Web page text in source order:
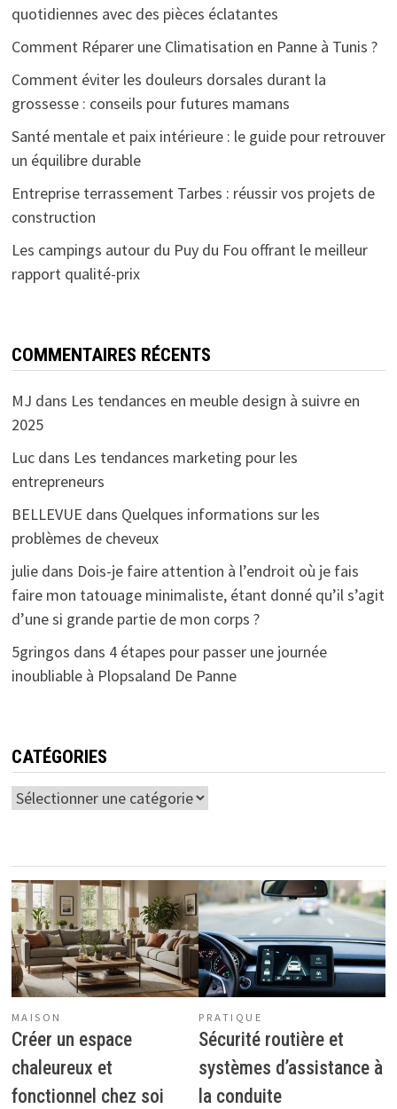
quotidiennes avec des pièces éclatantes
Comment Réparer une Climatisation en Panne à Tunis ?
Comment éviter les douleurs dorsales durant la
grossesse : conseils pour futures mamans
Santé mentale et paix intérieure : le guide pour retrouver
un équilibre durable
Entreprise terrassement Tarbes : réussir vos projets de
construction
Les campings autour du Puy du Fou offrant le meilleur
rapport qualité-prix
COMMENTAIRES RÉCENTS
MJ dans Les tendances en meuble design à suivre en
2025
Lucdans Les tendances marketing pour les
entrepreneurs
BELLEVUE dans Quelques informations sur les
problèmes de cheveux
juliedans Dois-je faire attention à l’endroit où je fais
faire mon tatouage minimaliste, étant donné qu’il s’agit
d’une si grande partie de mon corps ?
5gringos dans 4 étapes pour passer une journée
inoubliable à Plopsaland De Panne
CATÉGORIES
Catégories
MAISON
Créer un espace
chaleureux et
fonctionnel chez soi
PRATIQUE
Sécurité routière et
systèmes d’assistance à
la conduite